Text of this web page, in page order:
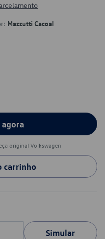
Mazzutti Cacoal
original Volkswagen
carrinho
Simular